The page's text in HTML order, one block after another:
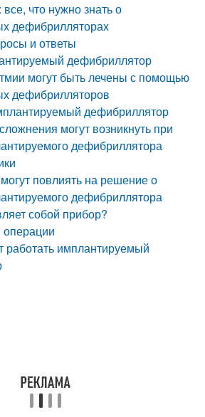
что нужно знать о
дефибрилляторах
и ответы
дефибриллятор
могут быть лечены с помощью
дефибрилляторов
дефибриллятор
могут возникнуть при
дефибриллятора
повлиять на решение о
дефибриллятора
собой прибор?
работать имплантируемый